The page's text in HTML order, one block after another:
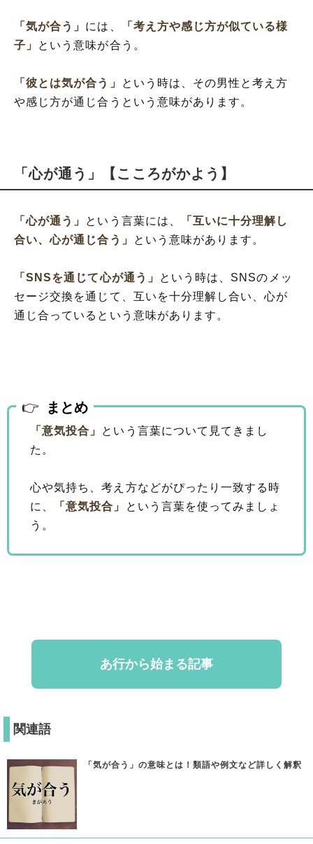
「気が合う」 には、
「考え方や感じ方が似ている様
子」
という意味が合う。
「彼とは気が合う」
という時は、その男性と考え方
や感じ方が通じ合うという意味があります。
「心が通う」【こころがかよう】
「心が通う」 という言葉には、
「互いに十分理解し
合い、心が通じ合う」
という意味があります。
「SNSを通じて心が通う」
という時は、SNSのメッ
セージ交換を通じて、互いを十分理解し合い、心が
通じ合っているという意味があります。
まとめ
「意気投合」 という言葉について見てきまし
た。
心や気持ち、考え方などがぴったり一致する時
に、
「意気投合」
という言葉を使ってみましょ
う。
あ行から始まる記事
関連語
「気が合う」の意味とは！類語や例文など詳しく解釈